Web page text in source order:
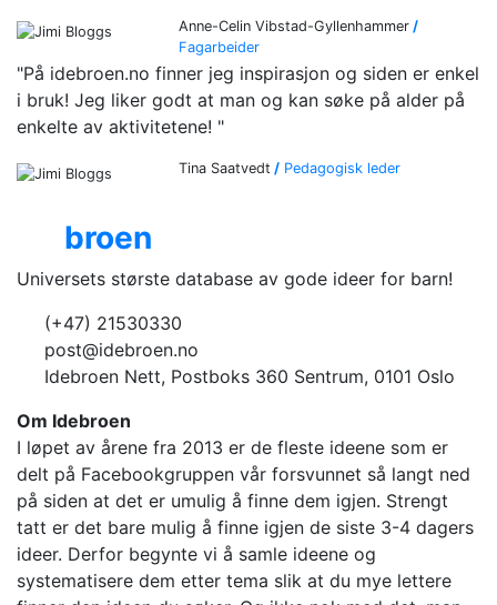
Anne-Celin Vibstad-Gyllenhammer /
Fagarbeider
"På idebroen.no finner jeg inspirasjon og siden er enkel
i bruk! Jeg liker godt at man og kan søke på alder på
enkelte av aktivitetene! "
Tina Saatvedt / Pedagogisk leder
broen
Universets største database av gode ideer for barn!
(+47) 21530330
post@idebroen.no
Idebroen Nett, Postboks 360 Sentrum, 0101 Oslo
Om Idebroen
I løpet av årene fra 2013 er de fleste ideene som er
delt på Facebookgruppen vår forsvunnet så langt ned
på siden at det er umulig å finne dem igjen. Strengt
tatt er det bare mulig å finne igjen de siste 3-4 dagers
ideer. Derfor begynte vi å samle ideene og
systematisere dem etter tema slik at du mye lettere